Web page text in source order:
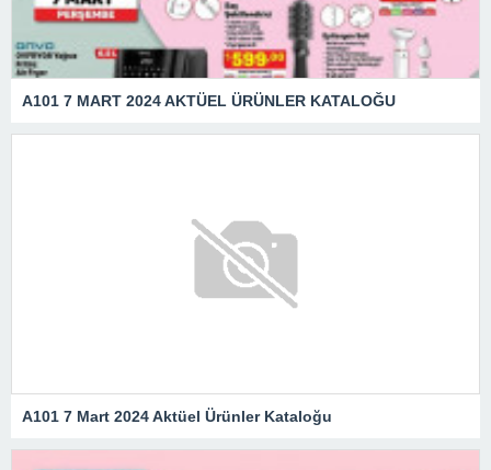
A101 7 MART 2024 AKTÜEL ÜRÜNLER KATALOĞU
A101 7 Mart 2024 Aktüel Ürünler Kataloğu